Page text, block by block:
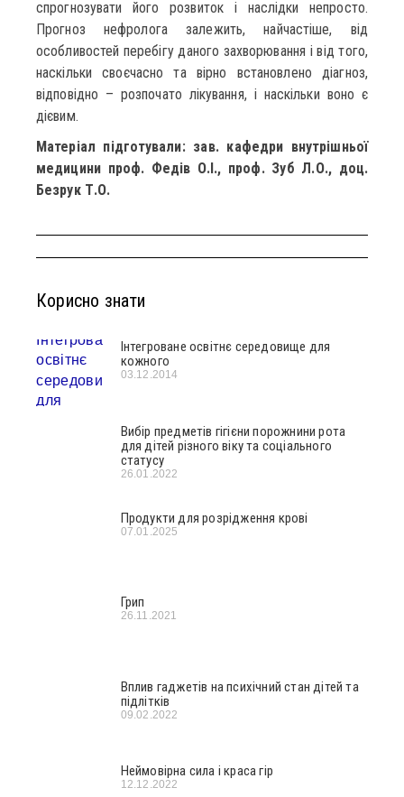
спрогнозувати його розвиток і наслідки непросто.
Прогноз нефролога залежить, найчастіше, від
особливостей перебігу даного захворювання і від того,
наскільки своєчасно та вірно встановлено діагноз,
відповідно – розпочато лікування, і наскільки воно є
дієвим.
Матеріал підготували: зав. кафедри внутрішньої
медицини проф. Федів О.І., проф. Зуб Л.О., доц.
Безрук Т.О.
Корисно знати
Інтегроване освітнє середовище для
кожного
03.12.2014
Вибір предметів гігієни порожнини рота
для дітей різного віку та соціального
статусу
26.01.2022
Продукти для розрідження крові
07.01.2025
Грип
26.11.2021
Вплив гаджетів на психічний стан дітей та
підлітків
09.02.2022
Неймовірна сила і краса гір
12.12.2022